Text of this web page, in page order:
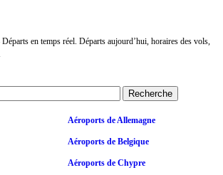
en temps réel. Départs aujourd’hui, horaires des vols,
Aéroports de Allemagne
Aéroports de Belgique
Aéroports de Chypre